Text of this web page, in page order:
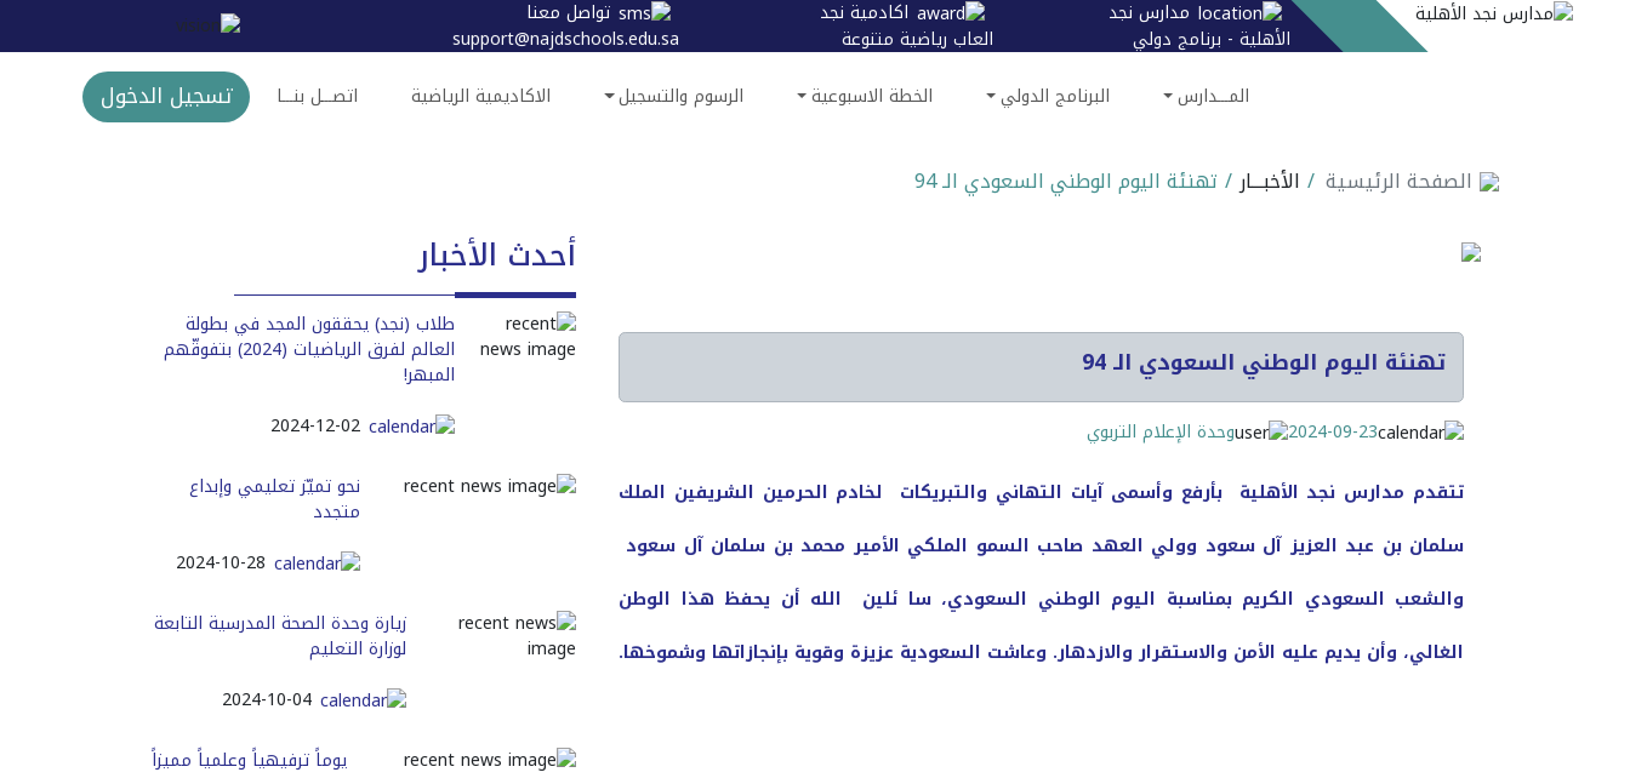
مدارس نجد
الأهلية - برنامج دولي
اكادمية نجد
العاب رياضية متنوعة
تواصل معنا
support@najdschools.edu.sa
المـــدارس
البرنامج الدولي الخطة الاسبوعية الرسوم والتسجيل الاكاديمية الرياضية اتصـــل بنـــا تسجيل الدخول
الصفحة الرئيسية / الأخبـــار/ تهنئة اليوم الوطني السعودي الـ 94
تهنئة اليوم الوطني السعودي الـ 94
2024-09-23
وحدة الإعلام التربوي
تتقدم مدارس نجد الأهلية بأرفع وأسمى آيات التهاني والتبريكات لخادم الحرمين الشريفين الملك
سلمان بن عبد العزيز آل سعود وولي العهد صاحب السمو الملكي الأمير محمد بن سلمان آل سعود
والشعب السعودي الكريم بمناسبة اليوم الوطني السعودي، سا ئلين الله أن يحفظ هذا الوطن
الغالي، وأن يديم عليه الأمن والاستقرار والازدهار. وعاشت السعودية عزيزة وقوية بإنجازاتها وشموخها.
أحدث الأخبار
طلاب (نجد) يحققون المجد في بطولة
العالم لفرق الرياضيات (2024) بتفوقّهم
المبهر!
2024-12-02
نحو تميّز تعليمي وإبداع
متجدد
2024-10-28
زيارة وحدة الصحة المدرسية التابعة
لوزارة التعليم
2024-10-04
يوماً ترفيهياً وعلمياً مميزاً